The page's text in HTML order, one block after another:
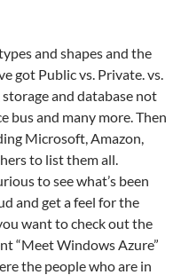
and shapes and the
got Public vs. Private. vs.
and database not
bus and many more. Then
Microsoft, Amazon,
to list them all.
to see what’s been
and get a feel for the
want to check out the
“Meet Windows Azure”
the people who are in